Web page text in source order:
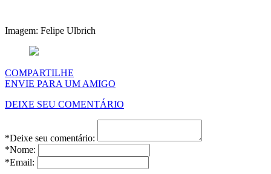
Imagem: Felipe Ulbrich
COMPARTILHE
ENVIE PARA UM AMIGO
DEIXE SEU COMENTÁRIO
*Deixe seu comentário:
*Nome:
*Email: